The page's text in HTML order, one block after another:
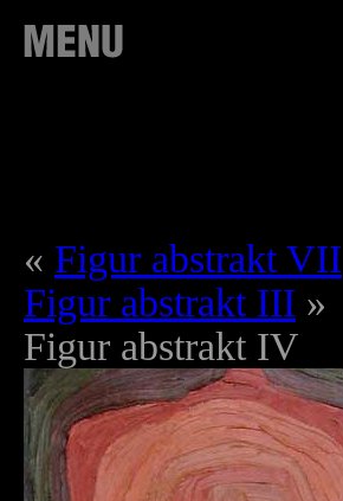
« Figur abstrakt VII
Figur abstrakt III »
Figur abstrakt IV